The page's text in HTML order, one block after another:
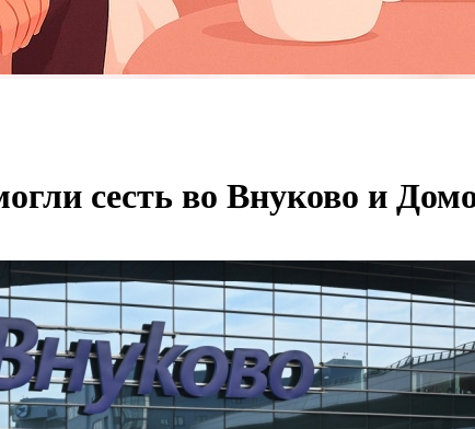
сесть во Внуково и